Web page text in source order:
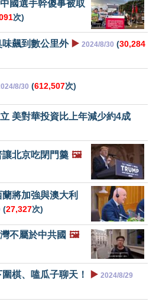
國選手幹傻事被取
次)
飆到數公里外 ▶️ 2024/8/30 (30,284
8/30 (612,507次)
美對華投資比上年減少約4成
北京吃閉門羹 🖼️
將加強與澳大利
(27,327次)
不屬於中共國 🖼️
棋、嗑瓜子聊天！ ▶️ 2024/8/29